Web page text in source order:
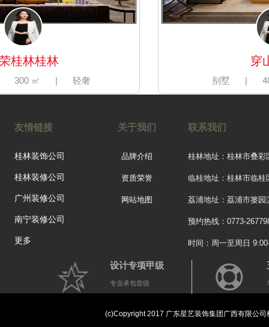
桂林桂林
300 ㎡ 轻奢
穿
别墅
万达华府
115 ㎡ | 欧式
友情链接
桂林装饰公司
桂林装修公司
广州装修公司
南宁装修公司
更多
关于我们
品牌介绍
资质荣誉
网站地图
联系我们
桂林地址：桂林市叠
临桂地址：桂林市临
荔浦地址：荔浦市篓园
预约热线：0773-
时间：周一至周日
设计专项甲级
专业承包壹级
(c)Copyright 2017 广东星艺装饰集团广西有限公